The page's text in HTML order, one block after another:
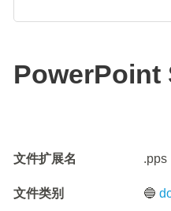
PowerPoint
文件扩展名 .pps
文件类别 🔵